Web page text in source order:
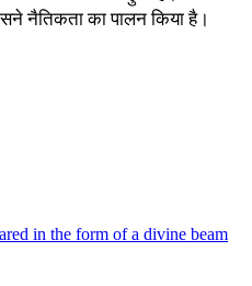
नैतिकता का पालन किया है।